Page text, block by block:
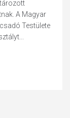
A Magyar
Testülete